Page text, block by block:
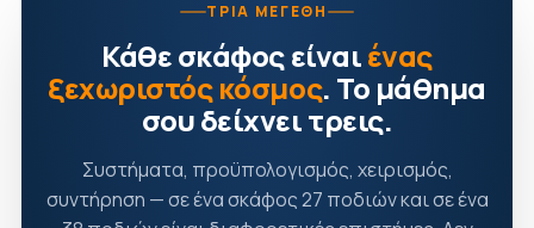
ΤΡΊΑ ΜΕΓΈΘΗ
Κάθε σκάφος είναιένας
ξεχωριστός κόσμος. Το μάθημα
σου δείχνει τρεις.
Συστήματα, προϋπολογισμός, χειρισμός,
συντήρηση — σε ένα σκάφος 27 ποδιών και σε ένα